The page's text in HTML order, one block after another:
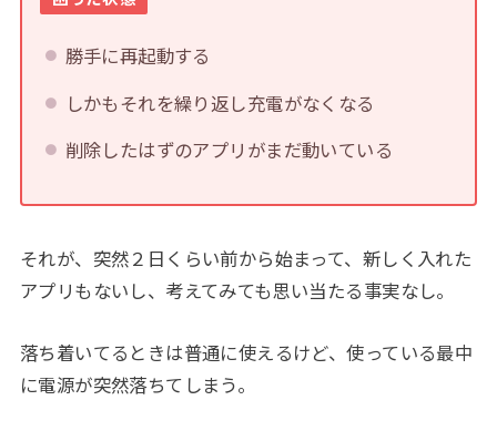
勝手に再起動する
しかもそれを繰り返し充電がなくなる
削除したはずのアプリがまだ動いている
それが、突然２日くらい前から始まって、新しく入れた
アプリもないし、考えてみても思い当たる事実なし。
落ち着いてるときは普通に使えるけど、使っている最中
に電源が突然落ちてしまう。